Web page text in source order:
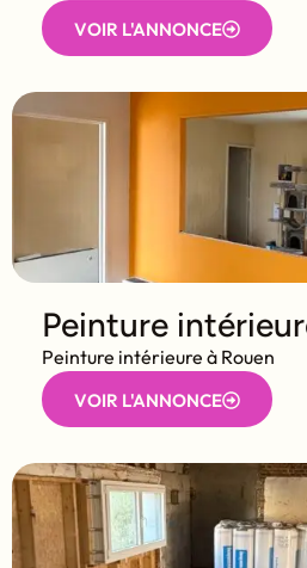
VOIR L'ANNONCE
Peinture
Peinture intérieure à Rouen
VOIR L'ANNONCE